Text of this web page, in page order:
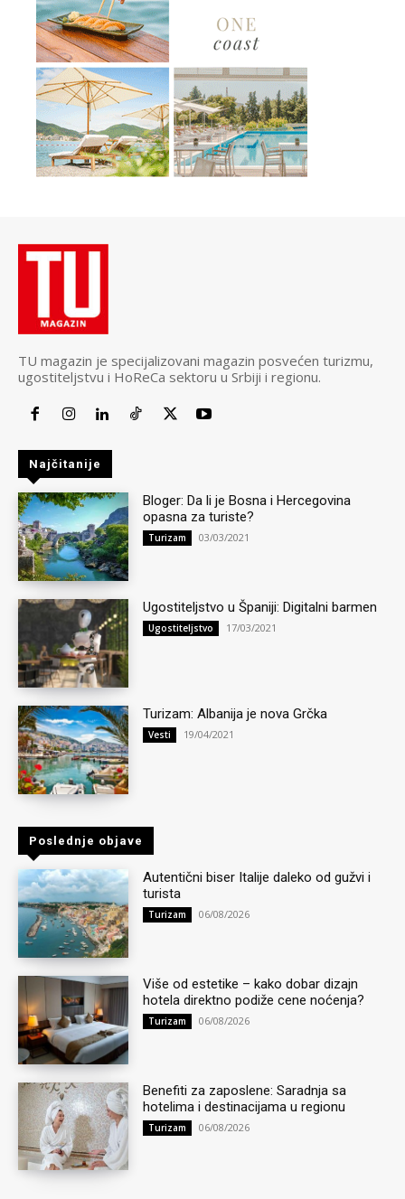
TU magazin je specijalizovani magazin posvećen turizmu,
ugostiteljstvu i HoReCa sektoru u Srbiji i regionu.
Najčitanije
Bloger: Da li je Bosna i Hercegovina
opasna za turiste?
Turizam 03/03/2021
Ugostiteljstvo u Španiji: Digitalni barmen
Ugostiteljstvo 17/03/2021
Turizam: Albanija je nova Grčka
Vesti 19/04/2021
Poslednje objave
Autentični biser Italije daleko od gužvi i
turista
Turizam 06/08/2026
Više od estetike – kako dobar dizajn
hotela direktno podiže cene noćenja?
Turizam 06/08/2026
Benefiti za zaposlene: Saradnja sa
hotelima i destinacijama u regionu
Turizam 06/08/2026